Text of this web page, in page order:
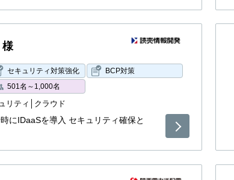
様
セキュリティ対策強化
BCP対策
501名～1,000名
リティ クラウド
にIDaaSを導入 セキュリティ確保と